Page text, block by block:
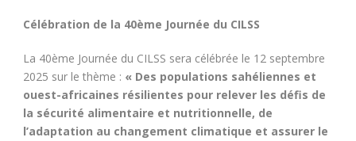
Célébration de la 40ème Journée du CILSS
La 40ème Journée du CILSS sera célébrée le 12 septembre
2025 sur le thème : « Des populations sahéliennes et
ouest-africaines résilientes pour relever les défis de
la sécurité alimentaire et nutritionnelle, de
l’adaptation au changement climatique et assurer le